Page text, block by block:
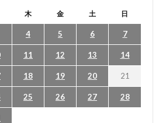
木 金 土 日
4 5 6 7
11 12 13 14
18 19 20 21
25 26 27 28